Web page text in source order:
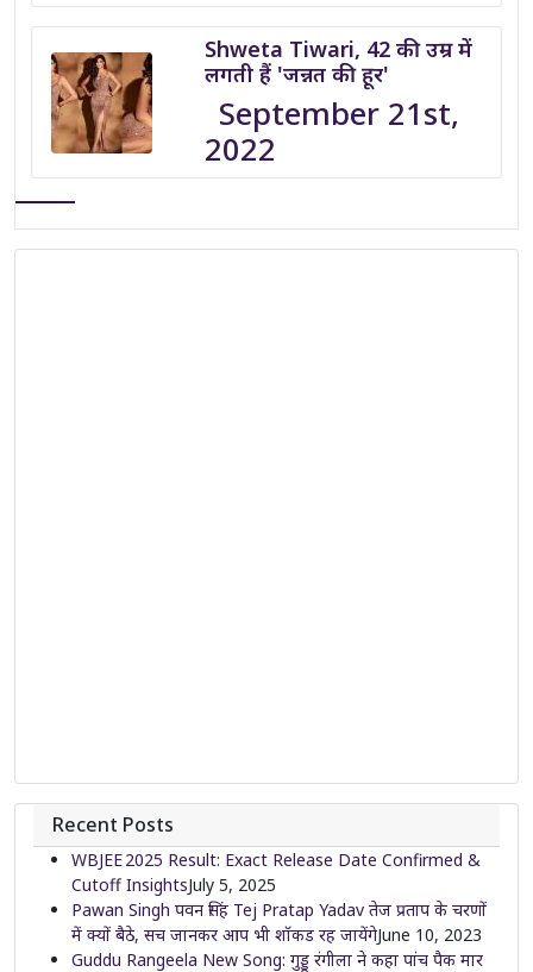
Shweta Tiwari, 42 की उम्र में
लगती हैं 'जन्नत की हूर'
September 21st,
2022
Recent Posts
WBJEE 2025 Result: Exact Release Date Confirmed &
Cutoff InsightsJuly 5, 2025
Pawan Singh पवन सिंह Tej Pratap Yadav तेज प्रताप के चरणों
में क्यों बैठे, सच जानकर आप भी शॉकड रह जायेंगेJune 10, 2023
Guddu Rangeela New Song: गुड्डू रंगीला ने कहा पांच पैक मार